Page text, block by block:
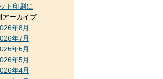
ト印刷に
アーカイブ
年8月
年7月
年6月
年5月
年4月